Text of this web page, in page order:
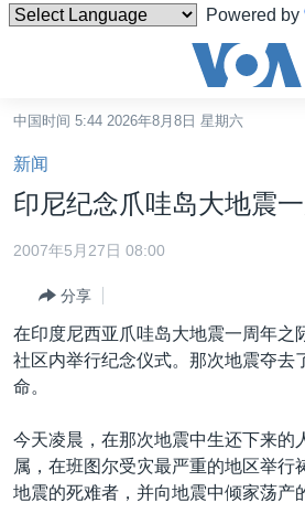
Powered by
碍
链
接
跳
转
跳
跳
港澳
国际
中东
欧洲
分类新闻
人权·法律·宗教
科教·文娱·体健
热点专题
白宫要闻
VOA视频
中国时间 5:44 2026年8月8日 星期六
新闻
印尼纪念爪哇岛大地震
2007年5月27日 08:00
分享
在印度尼西亚爪哇岛大地震一周年之
社区内举行纪念仪式。那次地震夺去
命。
今天凌晨，在那次地震中生还下来的
属，在班图尔受灾最严重的地区举行
地震的死难者，并向地震中倾家荡产